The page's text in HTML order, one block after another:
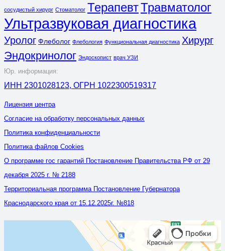
сосудистый хирург Стоматолог ТерапевтТравматолог
Ультразвуковая диагностика
Уролог Флеболог Флебология Функциональная диагностика Хирург
Эндокринолог Эндоскопист врач УЗИ
Юр. информация:
ИНН 2301028123, ОГРН 1022300519317
Лицензия центра
Согласие на обработку персональных данных
Политика конфиденциальности
Политика файлов Cookies
О программе гос гарантий Постановление Правительства РФ от 29
декабря 2025 г. № 2188
Территориальная программа Постановление Губернатора
Краснодарского края от 15.12.2025г. №818